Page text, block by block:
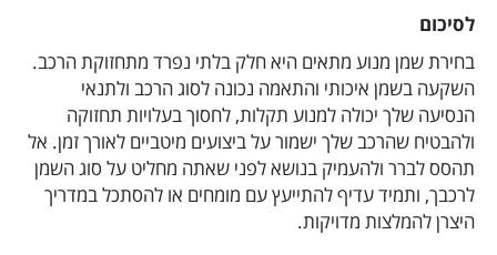
לסיכום
בחירת שמן מנוע מתאים היא חלק בלתי נפרד מתחזוקת הרכב.
השקעה בשמן איכותי והתאמה נכונה לסוג הרכב ולתנאי
הנסיעה שלך יכולה למנוע תקלות, לחסוך בעלויות תחזוקה
ולהבטיח שהרכב שלך ישמור על ביצועים מיטביים לאורך זמן. אל
תהסס לברר ולהעמיק בנושא לפני שאתה מחליט על סוג השמן
לרכבך, ותמיד עדיף להתייעץ עם מומחים או להסתכל במדריך
היצרן להמלצות מדויקות.